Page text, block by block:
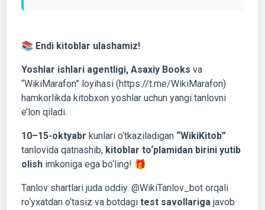
📚 Endi kitoblar ulashamiz!
Yoshlar ishlari agentligi, Asaxiy Books va
“WikiMarafon” loyihasi (https://t.me/WikiMarafon)
hamkorlikda kitobxon yoshlar uchun yangi tanlovni
e’lon qiladi.
10–15-oktyabr kunlari o‘tkaziladigan “WikiKitob”
tanlovida qatnashib, kitoblar to‘plamidan birini yutib
olish imkoniga ega bo‘ling! 🎁
Tanlov shartlari juda oddiy. @WikiTanlov_bot orqali
ro‘yxatdan o‘tasiz va botdagi test savollariga javob